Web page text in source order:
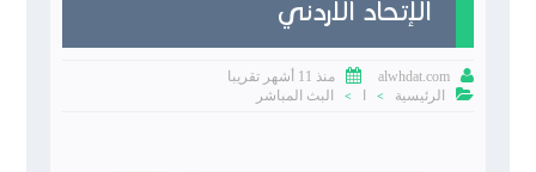
الإتحاد الاردني

alwhdat.com

منذ 11 أشهر تقريبا

الرئيسية >
> البث المباشر